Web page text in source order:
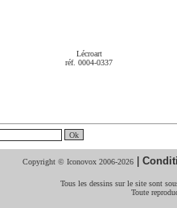
Lécroart
réf. 0004-0337
Copyright © Iconovox 2006-2026 |
Tous les dessins sur le site sont
Toute